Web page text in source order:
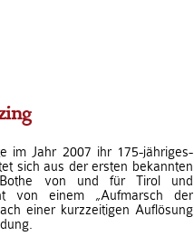
im Jahr 2007 ihr 175-jähriges-
sich aus der ersten bekannten
von und für Tirol und
von einem „Aufmarsch der
einer kurzzeitigen Auflösung